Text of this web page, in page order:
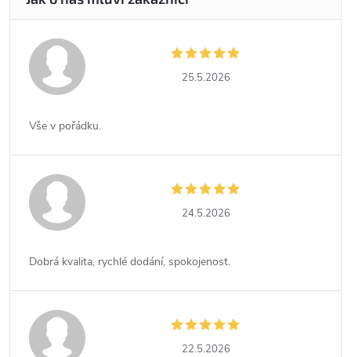
25.5.2026
Vše v pořádku.
24.5.2026
Dobrá kvalita, rychlé dodání, spokojenost.
22.5.2026